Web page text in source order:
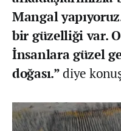
Mangal
bir güzelliği var.
İnsanlara güzel
doğası.”diye